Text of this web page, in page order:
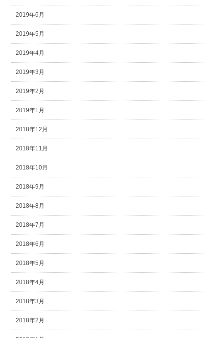
2019年6月
2019年5月
2019年4月
2019年3月
2019年2月
2019年1月
2018年12月
2018年11月
2018年10月
2018年9月
2018年8月
2018年7月
2018年6月
2018年5月
2018年4月
2018年3月
2018年2月